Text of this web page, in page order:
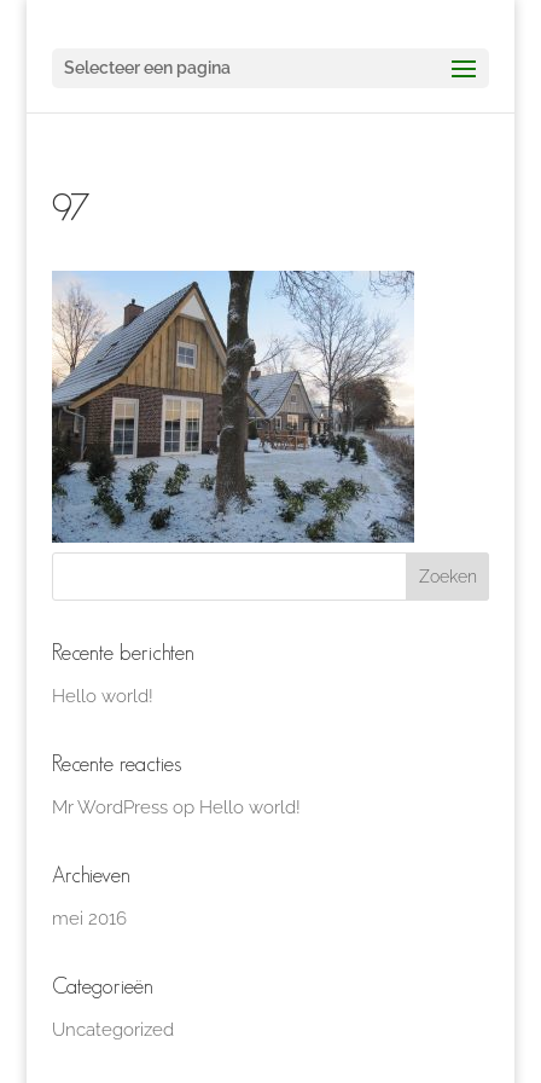
Selecteer een pagina
97
Recente berichten
Hello world!
Recente reacties
Mr WordPressop Hello world!
Archieven
mei 2016
Categorieën
Uncategorized